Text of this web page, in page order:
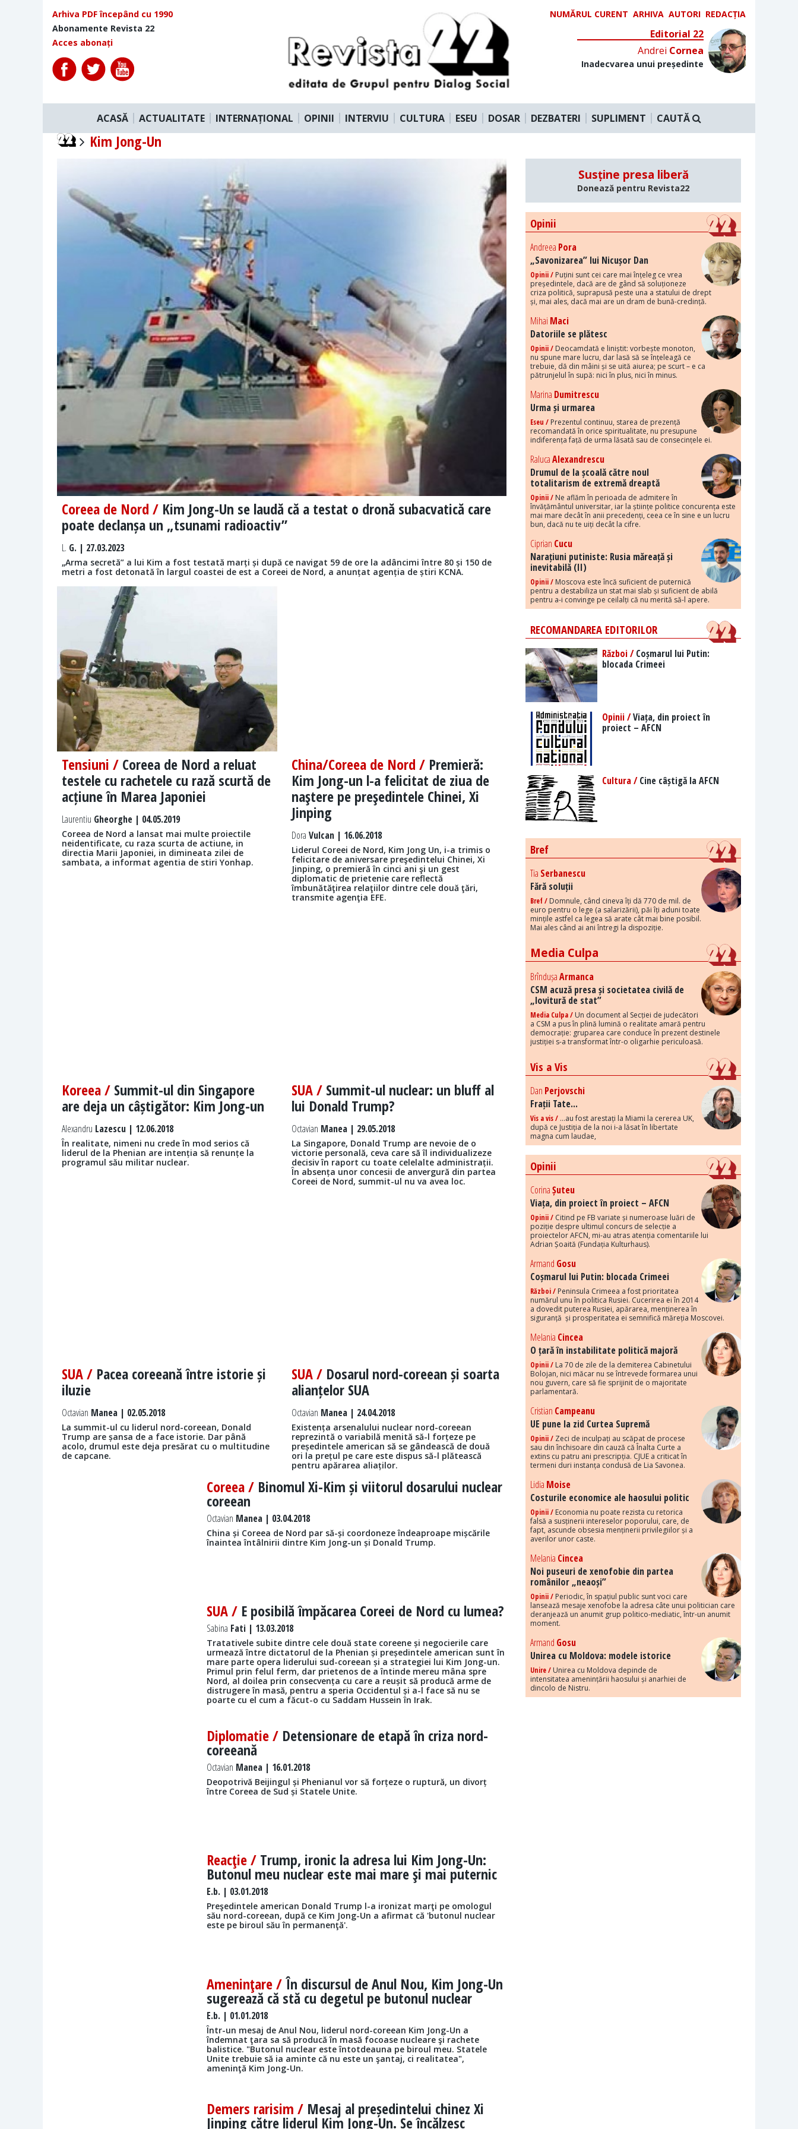
Arhiva PDF începând cu 1990
Abonamente Revista 22
Acces abonați
NUMĂRUL CURENT ARHIVA AUTORI REDACȚIA
Editorial 22
Andrei Cornea
Inadecvarea unui președinte
ACASĂ ACTUALITATE INTERNAȚIONAL OPINII INTERVIU CULTURA ESEU DOSAR DEZBATERI SUPLIMENT CAUTĂ
Kim Jong-Un
Coreea de Nord / Kim Jong-Un se laudă că a testat o dronă subacvatică care
poate declanșa un „tsunami radioactiv”
L. G. | 27.03.2023
„Arma secretă” a lui Kim a fost testată marți și după ce navigat 59 de ore la adâncimi între 80 și 150 de
metri a fost detonată în largul coastei de est a Coreei de Nord, a anunțat agenția de știri KCNA.
Tensiuni / Coreea de Nord a reluat
testele cu rachetele cu rază scurtă de
acțiune în Marea Japoniei
Laurentiu Gheorghe | 04.05.2019
Coreea de Nord a lansat mai multe proiectile
neidentificate, cu raza scurta de actiune, in
directia Marii Japoniei, in dimineata zilei de
sambata, a informat agentia de stiri Yonhap.
China/Coreea de Nord / Premieră:
Kim Jong-un l-a felicitat de ziua de
naştere pe preşedintele Chinei, Xi
Jinping
Dora Vulcan | 16.06.2018
Liderul Coreei de Nord, Kim Jong Un, i-a trimis o
felicitare de aniversare preşedintelui Chinei, Xi
Jinping, o premieră în cinci ani şi un gest
diplomatic de prietenie care reflectă
îmbunătăţirea relaţiilor dintre cele două ţări,
transmite agenţia EFE.
Koreea / Summit-ul din Singapore
are deja un câștigător: Kim Jong-un
Alexandru Lazescu | 12.06.2018
În realitate, nimeni nu crede în mod serios că
liderul de la Phenian are intenția să renunțe la
programul său militar nuclear.
SUA / Summit-ul nuclear: un bluff al
lui Donald Trump?
Octavian Manea | 29.05.2018
La Singapore, Donald Trump are nevoie de o
victorie personală, ceva care să îl individualizeze
decisiv în raport cu toate celelalte administrații.
În absența unor concesii de anvergură din partea
Coreei de Nord, summit-ul nu va avea loc.
SUA / Pacea coreeană între istorie și
iluzie
Octavian Manea | 02.05.2018
La summit-ul cu liderul nord-coreean, Donald
Trump are șansa de a face istorie. Dar până
acolo, drumul este deja presărat cu o multitudine
de capcane.
SUA / Dosarul nord-coreean și soarta
alianțelor SUA
Octavian Manea | 24.04.2018
Existența arsenalului nuclear nord-coreean
reprezintă o variabilă menită să-l forțeze pe
președintele american să se gândească de două
ori la prețul pe care este dispus să-l plătească
pentru apărarea aliaților.
Coreea / Binomul Xi-Kim și viitorul dosarului nuclear
coreean
Octavian Manea | 03.04.2018
China și Coreea de Nord par să-și coordoneze îndeaproape mișcările
înaintea întâlnirii dintre Kim Jong-un și Donald Trump.
SUA / E posibilă împăcarea Coreei de Nord cu lumea?
Sabina Fati | 13.03.2018
Tratativele subite dintre cele două state coreene și negocierile care
urmează între dictatorul de la Phenian și președintele american sunt în
mare parte opera liderului sud-coreean și a strategiei lui Kim Jong-un.
Primul prin felul ferm, dar prietenos de a întinde mereu mâna spre
Nord, al doilea prin consecvența cu care a reușit să producă arme de
distrugere în masă, pentru a speria Occidentul și a-l face să nu se
poarte cu el cum a făcut-o cu Saddam Hussein în Irak.
Diplomatie / Detensionare de etapă în criza nord-
coreeană
Octavian Manea | 16.01.2018
Deopotrivă Beijingul și Phenianul vor să forțeze o ruptură, un divorț
între Coreea de Sud și Statele Unite.
Reacţie / Trump, ironic la adresa lui Kim Jong-Un:
Butonul meu nuclear este mai mare şi mai puternic
E.b. | 03.01.2018
Preşedintele american Donald Trump l-a ironizat marţi pe omologul
său nord-coreean, după ce Kim Jong-Un a afirmat că 'butonul nuclear
este pe biroul său în permanenţă'.
Ameninţare /În discursul de Anul Nou, Kim Jong-Un
sugerează că stă cu degetul pe butonul nuclear
E.b. | 01.01.2018
Într-un mesaj de Anul Nou, liderul nord-coreean Kim Jong-Un a
îndemnat ţara sa să producă în masă focoase nucleare şi rachete
balistice. "Butonul nuclear este întotdeauna pe biroul meu. Statele
Unite trebuie să ia aminte că nu este un şantaj, ci realitatea",
ameninţă Kim Jong-Un.
Demers rarisim / Mesaj al președintelui chinez Xi
Jinping către liderul Kim Jong-Un. Se încălzesc
Susține presa liberă
Donează pentru Revista22
Opinii
Andreea Pora
„Savonizarea” lui Nicușor Dan
Opinii / Puțini sunt cei care mai înțeleg ce vrea
președintele, dacă are de gând să soluționeze
criza politică, suprapusă peste una a statului de drept
și, mai ales, dacă mai are un dram de bună-credință.
Mihai Maci
Datoriile se plătesc
Opinii / Deocamdată e liniștit: vorbește monoton,
nu spune mare lucru, dar lasă să se înțeleagă ce
trebuie, dă din mâini și se uită aiurea; pe scurt – e ca
pătrunjelul în supă: nici în plus, nici în minus.
Marina Dumitrescu
Urma și urmarea
Eseu / Prezentul continuu, starea de prezență
recomandată în orice spiritualitate, nu presupune
indiferența față de urma lăsată sau de consecințele ei.
RalucaAlexandrescu
Drumul de la școală către noul
totalitarism de extremă dreaptă
Opinii / Ne aflăm în perioada de admitere în
învățământul universitar, iar la științe politice concurența este
mai mare decât în anii precedenți, ceea ce în sine e un lucru
bun, dacă nu te uiți decât la cifre.
Ciprian Cucu
Narațiuni putiniste: Rusia măreață și
inevitabilă (II)
Opinii / Moscova este încă suficient de puternică
pentru a destabiliza un stat mai slab și suficient de abilă
pentru a-i convinge pe ceilalți că nu merită să-l apere.
RECOMANDAREA EDITORILOR
Război /Coșmarul lui Putin:
blocada Crimeei
Opinii /Viața, din proiect în
proiect – AFCN
Cultura /Cine câștigă la AFCN
Bref
Tia Serbanescu
Fără soluții
Bref / Domnule, când cineva îți dă 770 de mil. de
euro pentru o lege (a salarizării), păi îți aduni toate
mințile astfel ca legea să arate cât mai bine posibil.
Mai ales când ai ani întregi la dispoziție.
Media Culpa
BrîndușaArmanca
CSM acuză presa și societatea civilă de
„lovitură de stat”
Media Culpa / Un document al Secției de judecători
a CSM a pus în plină lumină o realitate amară pentru
democrație: gruparea care conduce în prezent destinele
justiției s-a transformat într-o oligarhie periculoasă.
Vis a Vis
Dan Perjovschi
Frații Tate...
Vis a vis / ...au fost arestați la Miami la cererea UK,
după ce Justiția de la noi i-a lăsat în libertate
magna cum laudae,
Opinii
CorinaȘuteu
Viața, din proiect în proiect – AFCN
Opinii / Citind pe FB variate și numeroase luări de
poziție despre ultimul concurs de selecție a
proiectelor AFCN, mi-au atras atenția comentariile lui
Adrian Șoaită (Fundația Kulturhaus).
Armand Gosu
Coșmarul lui Putin: blocada Crimeei
Război / Peninsula Crimeea a fost prioritatea
numărul unu în politica Rusiei. Cucerirea ei în 2014
a dovedit puterea Rusiei, apărarea, menținerea în
siguranță și prosperitatea ei semnifică măreția Moscovei.
Melania Cincea
O țară în instabilitate politică majoră
Opinii / La 70 de zile de la demiterea Cabinetului
Bolojan, nici măcar nu se întrevede formarea unui
nou guvern, care să fie sprijinit de o majoritate
parlamentară.
Cristian Campeanu
UE pune la zid Curtea Supremă
Opinii / Zeci de inculpați au scăpat de procese
sau din închisoare din cauză că Înalta Curte a
extins cu patru ani prescripția. CJUE a criticat în
termeni duri instanța condusă de Lia Savonea.
Lidia Moise
Costurile economice ale haosului politic
Opinii / Economia nu poate rezista cu retorica
falsă a susținerii intereselor poporului, care, de
fapt, ascunde obsesia menținerii privilegiilor și a
averilor unor caste.
Melania Cincea
Noi puseuri de xenofobie din partea
românilor „neaoși”
Opinii / Periodic, în spațiul public sunt voci care
lansează mesaje xenofobe la adresa câte unui politician care
deranjează un anumit grup politico-mediatic, într-un anumit
moment.
Armand Gosu
Unirea cu Moldova: modele istorice
Unire / Unirea cu Moldova depinde de
intensitatea amenințării haosului și anarhiei de
dincolo de Nistru.